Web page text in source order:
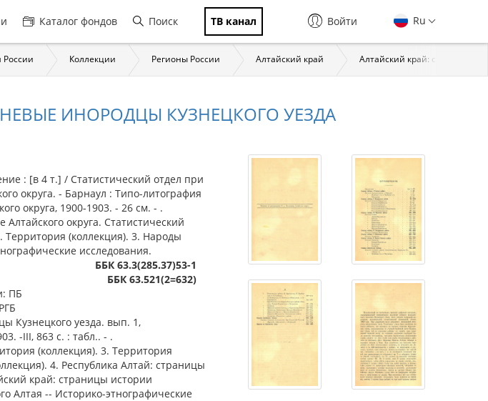
Каталог фондов Поиск ТВ канал Ru
Войти
России Коллекции Регионы России Алтайский край Алтайский край: страницы
ИНОРОДЦЫ КУЗНЕЦКОГО УЕЗДА
: [в 4 т.] / Статистический отдел при
округа. - Барнаул : Типо-литография
округа, 1900-1903. - 26 см. - .
Алтайского округа. Статистический
Территория (коллекция). 3. Народы
исследования.
ББК 63.3(285.37)53-1
ББК 63.521(2=632)
ПБ
Кузнецкого уезда. вып. 1,
-III, 863 с. : табл.. - .
(коллекция). 3. Территория
4. Республика Алтай: страницы
край: страницы истории
Алтая -- Историко-этнографические